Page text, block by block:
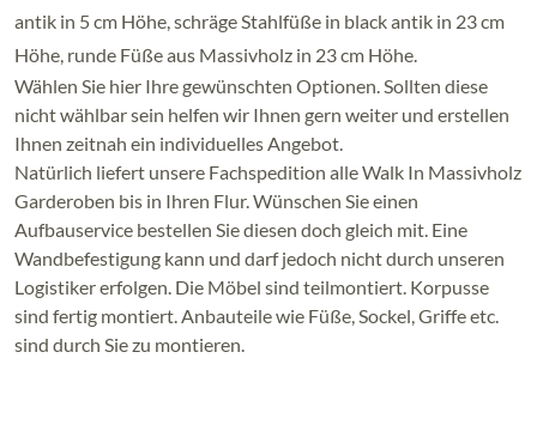
antik in 5 cm Höhe, schräge Stahlfüße in black antik in 23 cm
Höhe, runde Füße aus Massivholz in 23 cm Höhe.
Wählen Sie hier Ihre gewünschten Optionen. Sollten diese
nicht wählbar sein helfen wir Ihnen gern weiter und erstellen
Ihnen zeitnah ein individuelles Angebot.
Natürlich liefert unsere Fachspedition alle Walk In Massivholz
Garderoben bis in Ihren Flur. Wünschen Sie einen
Aufbauservice bestellen Sie diesen doch gleich mit. Eine
Wandbefestigung kann und darf jedoch nicht durch unseren
Logistiker erfolgen. Die Möbel sind teilmontiert. Korpusse
sind fertig montiert. Anbauteile wie Füße, Sockel, Griffe etc.
sind durch Sie zu montieren.